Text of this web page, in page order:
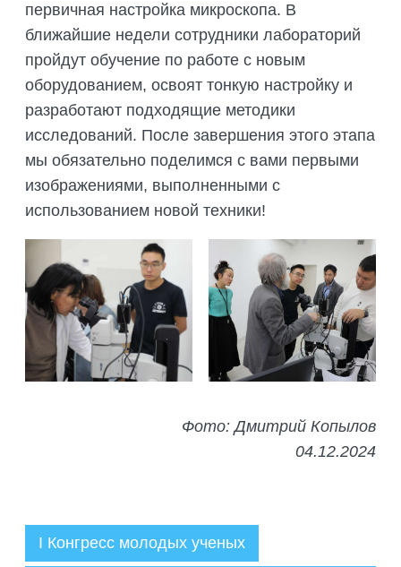
первичная настройка микроскопа. В
ближайшие недели сотрудники лабораторий
пройдут обучение по работе с новым
оборудованием, освоят тонкую настройку и
разработают подходящие методики
исследований. После завершения этого этапа
мы обязательно поделимся с вами первыми
изображениями, выполненными с
использованием новой техники!
Фото: Дмитрий Копылов
04.12.2024
I Конгресс молодых ученых